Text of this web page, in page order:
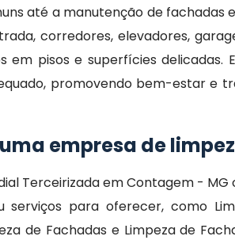
até a manutenção de fachadas
corredores, elevadores,
pisos e superfícies delicadas.
promovendo bem-estar e
empresa de
Terceirizada em Contagem -
para oferecer, como
de Fachadas e Limpeza de